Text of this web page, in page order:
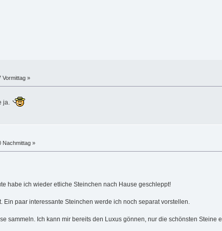
Vormittag »
ja.
Nachmittag »
habe ich wieder etliche Steinchen nach Hause geschleppt!
Ein paar interessante Steinchen werde ich noch separat vorstellen.
sammeln. Ich kann mir bereits den Luxus gönnen, nur die schönsten Steine